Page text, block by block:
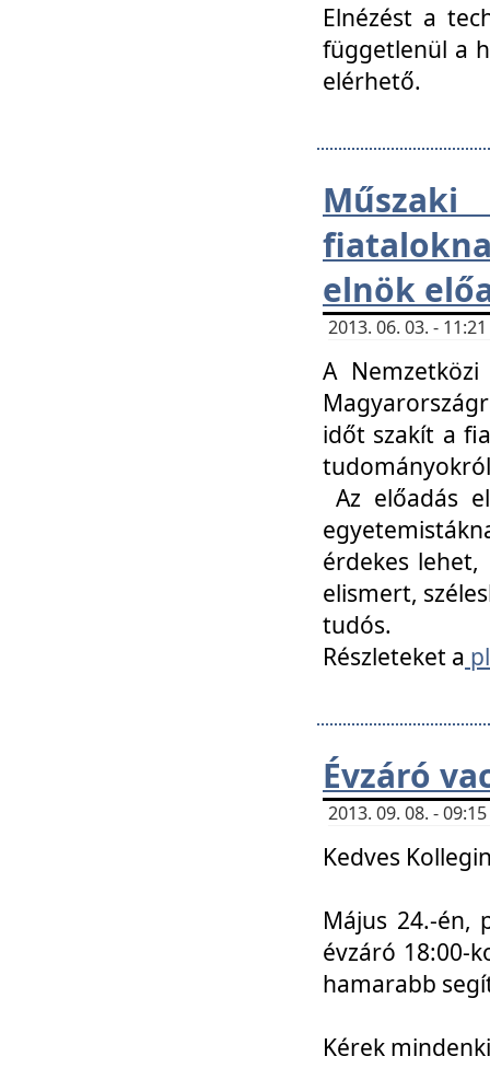
Elnézést a
függetlenül a
elérhető.
elnök
2013. 06. 03. -
A
időt szakít a
Az előadás
érdekes lehet,
elismert,
tudós.
Részleteket a
Évzáró
2013. 09. 08. -
Kedves
Május 24.-én,
évzáró 18:00-
hamarabb
Kérek